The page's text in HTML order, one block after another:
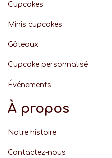
Cupcakes
Minis cupcakes
Gâteaux
Cupcake personnalisé
Événements
À propos
Notre histoire
Contactez-nous